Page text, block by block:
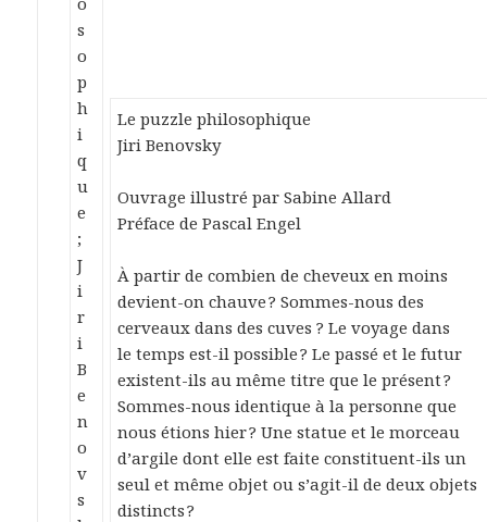
Le puzzle philosophique
Jiri Benovsky
Ouvrage illustré par Sabine Allard
Préface de Pascal Engel
À partir de combien de cheveux en moins
devient-on chauve ? Sommes-nous des
cerveaux dans des cuves ? Le voyage dans
le temps est-il possible ? Le passé et le futur
existent-ils au même titre que le présent ?
Sommes-nous identique à la personne que
nous étions hier ? Une statue et le morceau
d’argile dont elle est faite constituent-ils un
seul et même objet ou s’agit-il de deux objets
distincts ?